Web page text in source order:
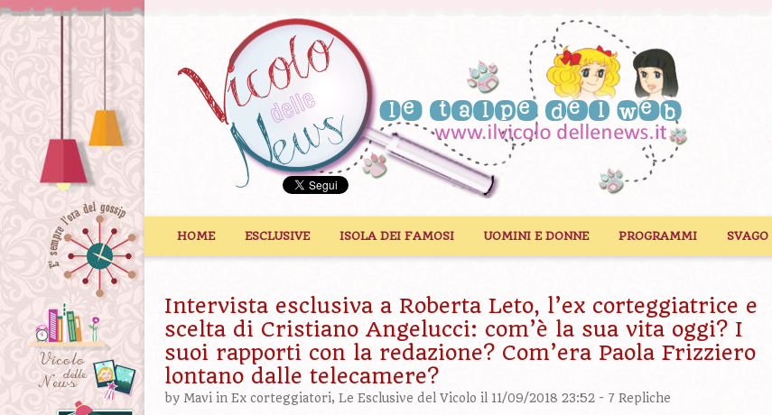
HOME ESCLUSIVE ISOLA DEI FAMOSI UOMINI E DONNE PROGRAMMI SVAGO
Intervista esclusiva a Roberta Leto, l’ex corteggiatrice e
scelta di Cristiano Angelucci: com’è la sua vita oggi? I
suoi rapporti con la redazione? Com’era Paola Frizziero
lontano dalle telecamere?
by Mavi in Ex corteggiatori, Le Esclusive del Vicolo il 11/09/2018 23:52 - 7 Repliche